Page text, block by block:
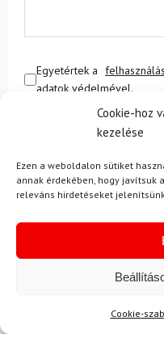
Cookie-hoz
kezelése
Ezen a weboldalon sütiket
annak érdekében, hogy javítsuk
releváns hirdetéseket
Cookie-
Egyetértek a
adatok védelmével.